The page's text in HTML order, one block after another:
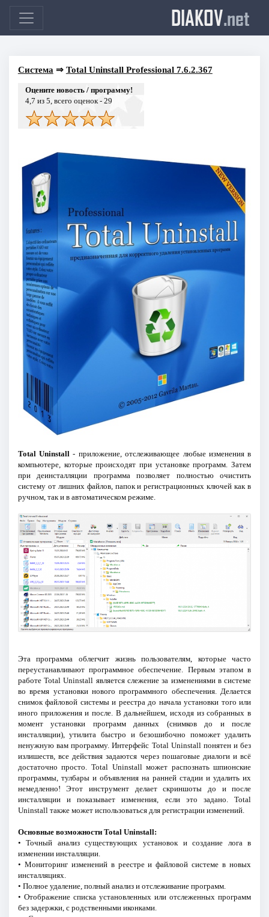
DIAKOV.net
Система ⇒ Total Uninstall Professional 7.6.2.367
Оцените новость / программу!
4,7 из 5, всего оценок - 29
Total Uninstall - приложение, отслеживающее любые изменения в
компьютере, которые происходят при установке программ. Затем
при деинсталляции программа позволяет полностью очистить
систему от лишних файлов, папок и регистрационных ключей как в
ручном, так и в автоматическом режиме.
Эта программа облегчит жизнь пользователям, которые часто
переустанавливают программное обеспечение. Первым этапом в
работе Total Uninstall является слежение за изменениями в системе
во время установки нового программного обеспечения. Делается
снимок файловой системы и реестра до начала установки того или
иного приложения и после. В дальнейшем, исходя из собранных в
момент установки программ данных (снимков до и после
инсталляции), утилита быстро и безошибочно поможет удалить
ненужную вам программу. Интерфейс Total Uninstall понятен и без
излишеств, все действия задаются через пошаговые диалоги и всё
достаточно просто. Total Uninstall может распознать шпионские
программы, тулбары и объявления на ранней стадии и удалить их
немедленно! Этот инструмент делает скриншоты до и после
инсталляции и показывает изменения, если это задано. Total
Uninstall также может использоваться для регистрации изменений.
Основные возможности Total Uninstall:
• Точный анализ существующих установок и создание лога в
изменении инсталляции.
• Мониторинг изменений в реестре и файловой системе в новых
инсталляциях.
• Полное удаление, полный анализ и отслеживание программ.
• Отображение списка установленных или отслеженных программ
без задержки, с родственными иконками.